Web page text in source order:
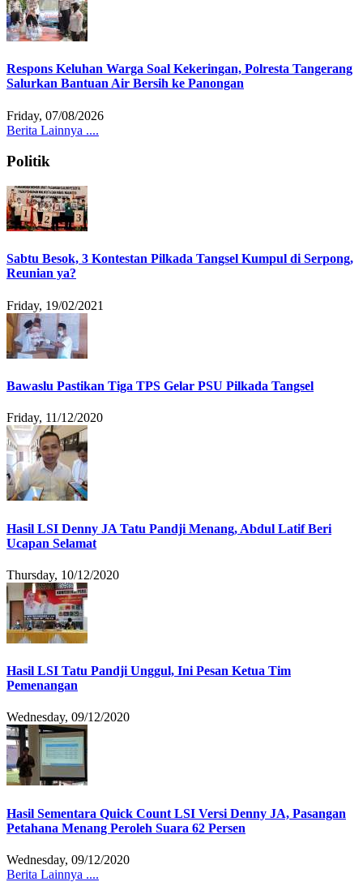
Respons Keluhan Warga Soal Kekeringan, Polresta Tangerang
Salurkan Bantuan Air Bersih ke Panongan
Friday, 07/08/2026
Berita Lainnya ....
Politik
Sabtu Besok, 3 Kontestan Pilkada Tangsel Kumpul di Serpong,
Reunian ya?
Friday, 19/02/2021
Bawaslu Pastikan Tiga TPS Gelar PSU Pilkada Tangsel
Friday, 11/12/2020
Hasil LSI Denny JA Tatu Pandji Menang, Abdul Latif Beri
Ucapan Selamat
Thursday, 10/12/2020
Hasil LSI Tatu Pandji Unggul, Ini Pesan Ketua Tim
Pemenangan
Wednesday, 09/12/2020
Hasil Sementara Quick Count LSI Versi Denny JA, Pasangan
Petahana Menang Peroleh Suara 62 Persen
Wednesday, 09/12/2020
Berita Lainnya ....